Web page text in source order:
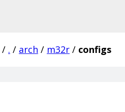
/ . / arch / m32r / configs